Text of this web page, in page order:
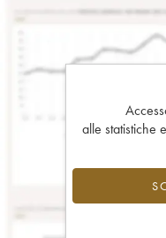
alle statistiche